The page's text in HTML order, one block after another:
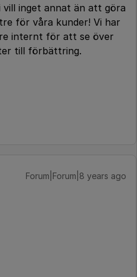
inget annat än att göra
för våra kunder! Vi har
internt för att se över
till förbättring.
Forum|Forum|8 years ago